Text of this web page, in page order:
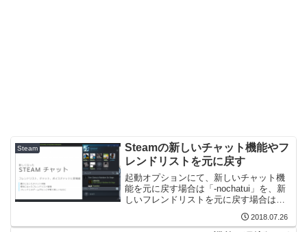
Steam
Steamの新しいチャット機能やフ
レンドリストを元に戻す
起動オプションにて、新しいチャット機
能を元に戻す場合は「-nochatui」を、新
しいフレンドリストを元に戻す場合は「-
nofriendsui」を追加する。これで、
Steamをアップデート前の状態に戻すこ
2018.07.26